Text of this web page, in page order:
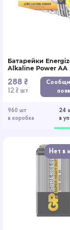
960 шт
в коробке
24
в
Батарейки
Alkaline Power AA
288 ₴
12 ₴ шт
Нет в